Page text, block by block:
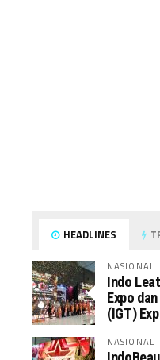
HEADLINES
NASIONAL
Indo
Expo
(IGT)
NASIONAL